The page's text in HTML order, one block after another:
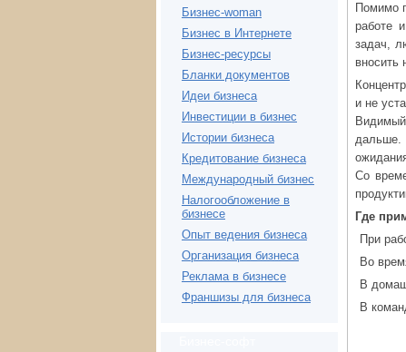
Бизнес-woman
Бизнес в Интернете
Бизнес-ресурсы
Бланки документов
Идеи бизнеса
Инвестиции в бизнес
Истории бизнеса
Кредитование бизнеса
Международный бизнес
Налогообложение в
бизнесе
Опыт ведения бизнеса
Организация бизнеса
Реклама в бизнесе
Франшизы для бизнеса
Помимо
работе
задач,
вносить
и не
дальше.
Со
Где
При
Во
В
В